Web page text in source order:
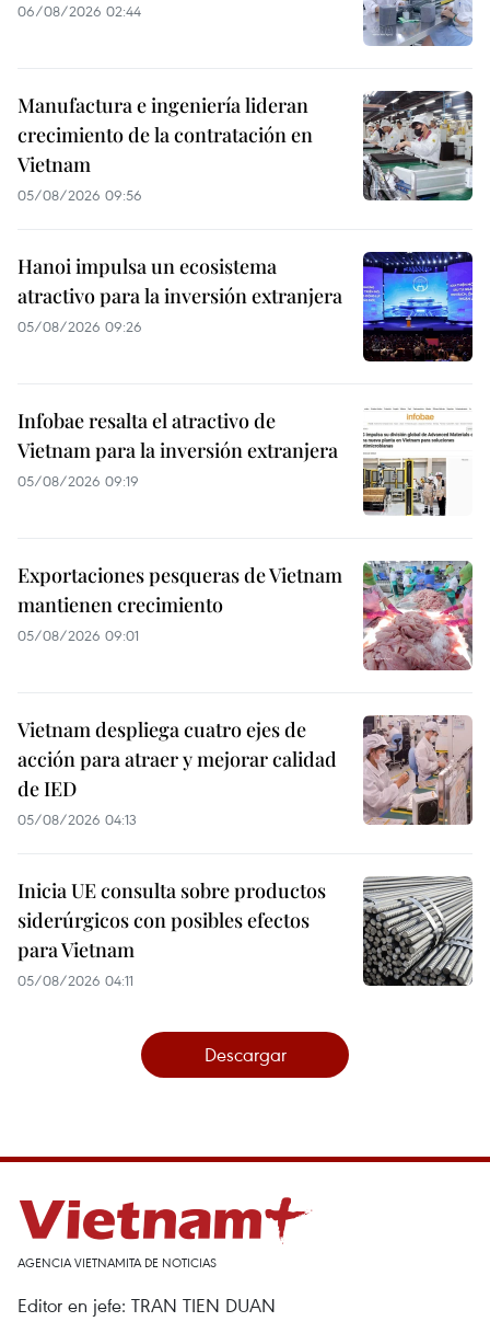
06/08/2026 02:44
Manufactura e ingeniería lideran
crecimiento de la contratación en
Vietnam
05/08/2026 09:56
Hanoi impulsa un ecosistema
atractivo para la inversión extranjera
05/08/2026 09:26
Infobae resalta el atractivo de
Vietnam para la inversión extranjera
05/08/2026 09:19
Exportaciones pesqueras de Vietnam
mantienen crecimiento
05/08/2026 09:01
Vietnam despliega cuatro ejes de
acción para atraer y mejorar calidad
de IED
05/08/2026 04:13
Inicia UE consulta sobre productos
siderúrgicos con posibles efectos
para Vietnam
05/08/2026 04:11
Descargar
AGENCIA VIETNAMITA DE NOTICIAS
Editor en jefe: TRAN TIEN DUAN